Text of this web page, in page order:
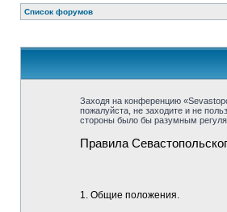
Список форумов
Заходя на конференцию
пожалуйста, не заходите и не
стороны было бы разумным
Правила
1. Общие положения.